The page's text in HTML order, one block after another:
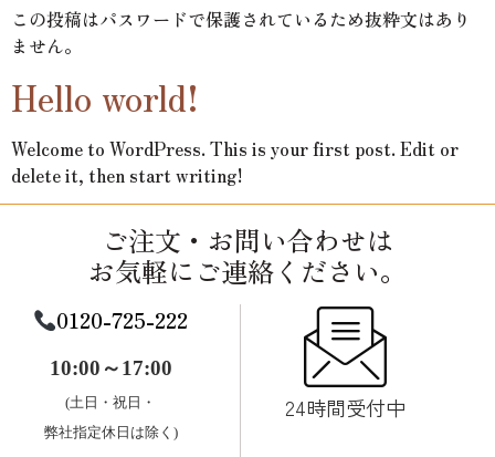
この投稿はパスワードで保護されているため抜粋文はあり
ません。
Hello world!
Welcome to WordPress. This is your first post. Edit or
delete it, then start writing!
ご注文・お問い合わせは
お気軽にご連絡ください。
0120-725-222
10:00～17:00
(土日・祝日・
弊社指定休日は除く)
24時間受付中